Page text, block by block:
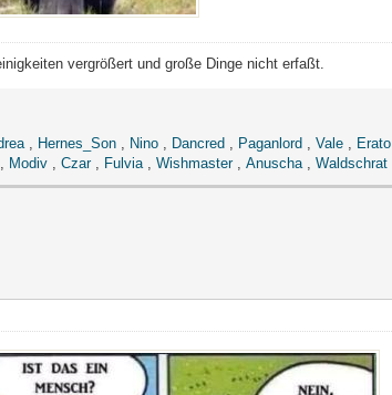
vergrößert und große Dinge nicht erfaßt.
, Hernes_Son , Nino , Dancred , Paganlord , Vale , Erato
, Modiv , Czar, Fulvia, Wishmaster, Anuscha, Waldschrat